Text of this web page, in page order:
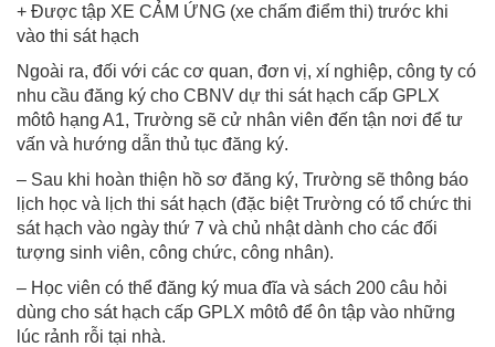
+ Được tập XE CẢM ỨNG (xe chấm điểm thi) trước khi
vào thi sát hạch
Ngoài ra, đối với các cơ quan, đơn vị, xí nghiệp, công ty có
nhu cầu đăng ký cho CBNV dự thi sát hạch cấp GPLX
môtô hạng A1, Trường sẽ cử nhân viên đến tận nơi để tư
vấn và hướng dẫn thủ tục đăng ký.
– Sau khi hoàn thiện hồ sơ đăng ký, Trường sẽ thông báo
lịch học và lịch thi sát hạch (đặc biệt Trường có tổ chức thi
sát hạch vào ngày thứ 7 và chủ nhật dành cho các đối
tượng sinh viên, công chức, công nhân).
– Học viên có thể đăng ký mua đĩa và sách 200 câu hỏi
dùng cho sát hạch cấp GPLX môtô để ôn tập vào những
lúc rảnh rỗi tại nhà.